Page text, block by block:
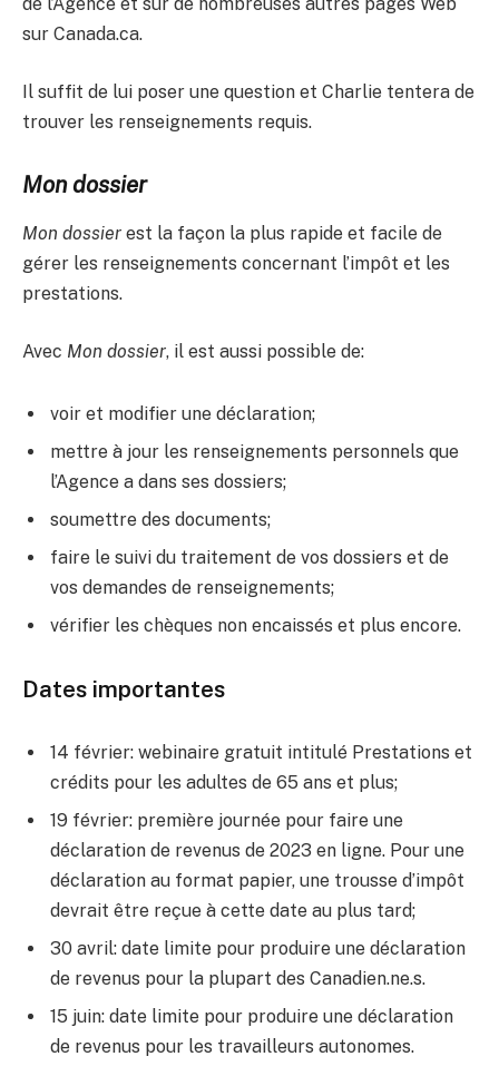
de l’Agence et sur de nombreuses autres pages Web
sur Canada.ca.
Il suffit de lui poser une question et Charlie tentera de
trouver les renseignements requis.
Mon dossier
Mon dossier est la façon la plus rapide et facile de
gérer les renseignements concernant l’impôt et les
prestations.
Avec Mon dossier, il est aussi possible de:
voir et modifier une déclaration;
mettre à jour les renseignements personnels que
l’Agence a dans ses dossiers;
soumettre des documents;
faire le suivi du traitement de vos dossiers et de
vos demandes de renseignements;
vérifier les chèques non encaissés et plus encore.
Dates importantes
14 février: webinaire gratuit intitulé Prestations et
crédits pour les adultes de 65 ans et plus;
19 février: première journée pour faire une
déclaration de revenus de 2023 en ligne. Pour une
déclaration au format papier, une trousse d’impôt
devrait être reçue à cette date au plus tard;
30 avril: date limite pour produire une déclaration
de revenus pour la plupart des Canadien.ne.s.
15 juin: date limite pour produire une déclaration
de revenus pour les travailleurs autonomes.